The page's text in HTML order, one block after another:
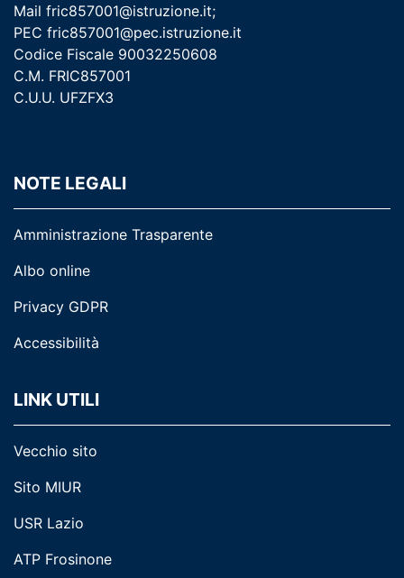
Mail fric857001@istruzione.it;
PEC fric857001@pec.istruzione.it
Codice Fiscale 90032250608
C.M. FRIC857001
C.U.U. UFZFX3
NOTE LEGALI
Amministrazione Trasparente
Albo online
Privacy GDPR
Accessibilità
LINK UTILI
Vecchio sito
Sito MIUR
USR Lazio
ATP Frosinone